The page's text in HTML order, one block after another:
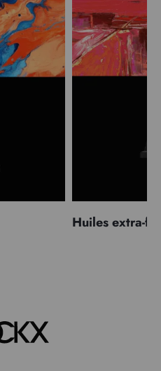
Huiles extra-